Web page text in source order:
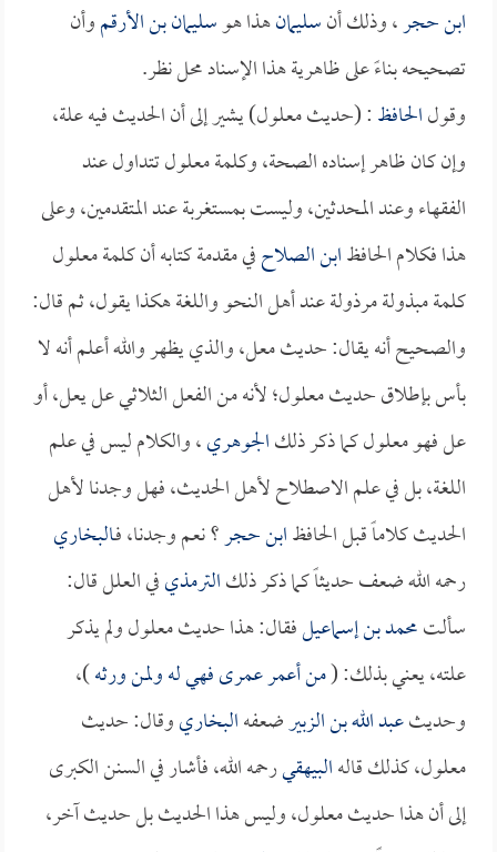
ابن حجر، وذلك أنسليمانهذا هوسليمان بن الأرقموأن
تصحيحه بناءً على ظاهرية هذا الإسناد محل نظر.
وقولالحافظ: (حديث معلول) يشير إلى أن الحديث فيه علة،
وإن كان ظاهر إسناده الصحة، وكلمة معلول تتداول عند
الفقهاء وعند المحدثين، وليست بمستغربة عند المتقدمين، وعلى
هذا فكلام الحافظابن الصلاحفي مقدمة كتابه أن كلمة معلول
كلمة مبذولة مرذولة عند أهل النحو واللغة هكذا يقول، ثم قال:
والصحيح أنه يقال: حديث معل، والذي يظهر والله أعلم أنه لا
بأس بإطلاق حديث معلول؛ لأنه من الفعل الثلاثي عل يعل، أو
عل فهو معلول كما ذكر ذلكالجوهري، والكلام ليس في علم
اللغة، بل في علم الاصطلاح لأهل الحديث، فهل وجدنا لأهل
الحديث كلاماً قبل الحافظابن حجر؟ نعم وجدنا، فـالبخاري
رحمه الله ضعف حديثاً كما ذكر ذلكالترمذيفي العلل قال:
سألتمحمد بن إسماعيلفقال: هذا حديث معلول ولم يذكر
علته، يعني بذلك: (من أعمر عمرى فهي له ولمن ورثه)،
وحديثعبد الله بن الزبيرضعفهالبخاريوقال: حديث
معلول، كذلك قالهالبيهقيرحمه الله، فأشار في السنن الكبرى
إلى أن هذا حديث معلول، وليس هذا الحديث بل حديث آخر،